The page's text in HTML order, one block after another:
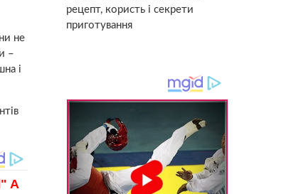
не
–
і
рецепт, користь і секрети
приготування